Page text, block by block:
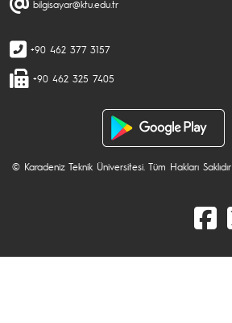
bilgisayar@ktu.edu.tr
+90 462 377 3157
+90 462 325 7405
© Karadeniz Teknik Üniversitesi. Tüm Hakları Saklıdır